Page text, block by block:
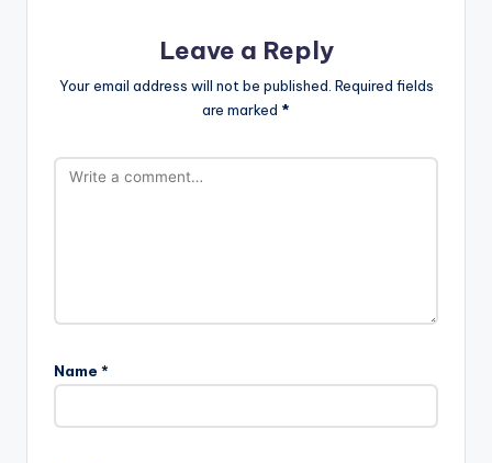
Leave a Reply
Your email address will not be published. Required fields
are marked *
Name *